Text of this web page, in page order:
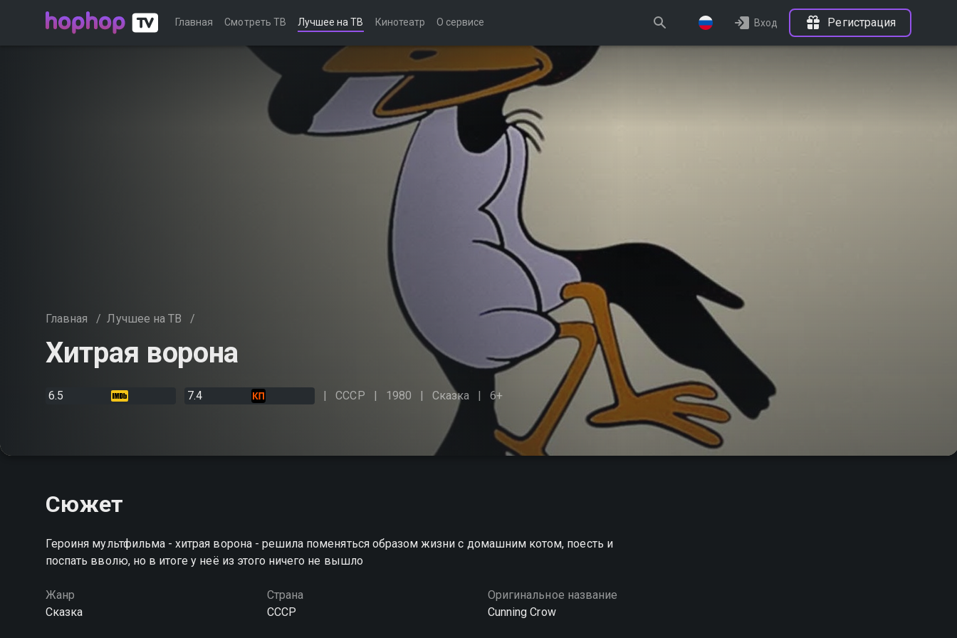
Главная Смотреть ТВ Лучшее на ТВ Кинотеатр О сервисе Вход Регистрация
Главная / Лучшее на ТВ /
Хитрая ворона
6.5 7.4 СССР 1980 Сказка 6+
Сюжет
Героиня мультфильма - хитрая ворона - решила поменяться образом жизни с домашним котом, поесть и
поспать вволю, но в итоге у неё из этого ничего не вышло
Жанр
Сказка
Страна
СССР
Оригинальное название
Cunning Crow